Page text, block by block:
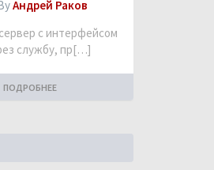
Андрей Раков
с интерфейсом
службу, пр[…]
ПОДРОБНЕЕ